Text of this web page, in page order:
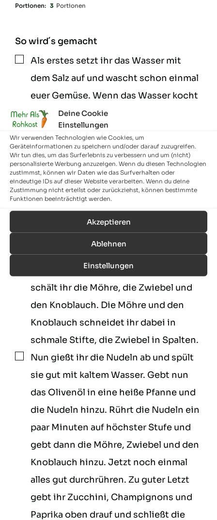
Deine Cookie
Einstellungen
Wir verwenden Technologien wie Cookies, um
Geräteinformationen zu speichern und/oder darauf zuzugreifen.
Wir tun dies, um das Surferlebnis zu verbessern und um (nicht)
personalisierte Werbung anzuzeigen. Wenn du diesen Technologien
zustimmst, können wir Daten wie das Surfverhalten oder
eindeutige IDs auf dieser Website verarbeiten. Wenn du deine
Zustimmung nicht erteilst oder zurückziehst, können bestimmte
Funktionen beeinträchtigt werden.
Akzeptieren
Ablehnen
Einstellungen
Portionen: 3 Portionen
So wird´s gemacht
▢
Als erstes setzt ihr das Wasser mit
dem Salz auf und wascht schon einmal
euer Gemüse. Wenn das Wasser kocht
gebt ihr die Nudeln hinzu. Die
Kochzeit könnt ihr dazu verwenden
euer Gemüse vorzubereiten. Fangt
damit an die Paprika zu entkernen und
in schmale Streifen zu schneiden, die
Zucchini wird ebenfalls in schmale
Scheiben geschnitten. Trennt die
Champignons von den Stielen und
schneidet die Stiele in Scheiben und
die Champignonköpfe in Achtel. Nun
schält ihr die Möhre, die Zwiebel und
den Knoblauch. Die Möhre und den
Knoblauch schneidet ihr dabei in
schmale Stifte, die Zwiebel in Spalten.
▢
Nun gießt ihr die Nudeln ab und spült
sie gut mit kaltem Wasser. Gebt nun
das Olivenöl in eine heiße Pfanne und
die Nudeln hinzu. Rührt die Nudeln ein
paar Minuten auf höchster Stufe und
gebt dann die Möhre, Zwiebel und den
Knoblauch hinzu. Jetzt noch einmal
alles gut durchrühren. Zu guter Letzt
gebt ihr Zucchini, Champignons und
Paprika oben drauf und schließt die